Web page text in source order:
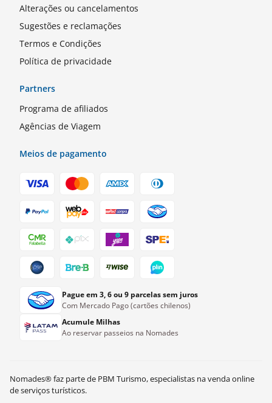
a partir de
CLP$125.000 Ver disponibilidade
Alterações ou cancelamentos
Sugestões e reclamações
Termos e Condições
Política de privacidade
Partners
Programa de afiliados
Agências de Viagem
Meios de pagamento
Pague em 3, 6 ou 9 parcelas sem juros
Com Mercado Pago (cartões chilenos)
Acumule Milhas
Ao reservar passeios na Nomades
Nomades® faz parte de PBM Turismo, especialistas na venda online
de serviços turísticos.